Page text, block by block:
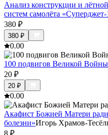
Анализ конструкции и
систем самолёта «Суперджет-
380 ₽
380 ₽
0.00
100 подвигов Великой Войны
20 ₽
20 ₽
0.00
Акафист Божией Матери
болезни»Игорь Храмов-